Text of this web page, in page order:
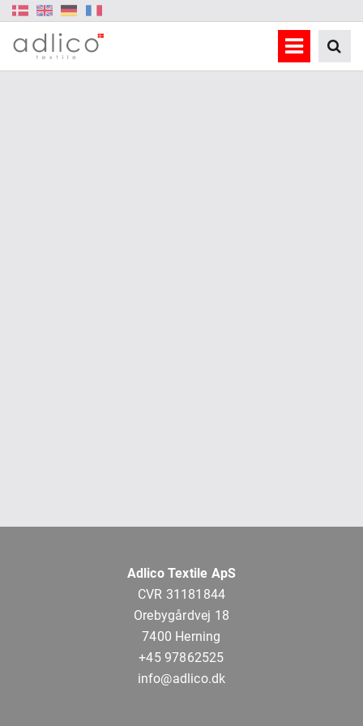
Adlico Textile ApS
CVR 31181844
Orebygårdvej 18
7400 Herning
+45 97862525
info@adlico.dk